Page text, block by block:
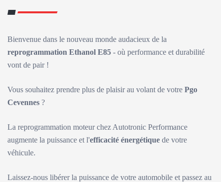
Bienvenue dans le nouveau monde audacieux de la
reprogrammation Ethanol E85 - où performance et durabilité
vont de pair !
Vous souhaitez prendre plus de plaisir au volant de votre Pgo
Cevennes ?
La reprogrammation moteur chez Autotronic Performance
augmente la puissance et l'efficacité énergétique de votre
véhicule.
Laissez-nous libérer la puissance de votre automobile et passez au